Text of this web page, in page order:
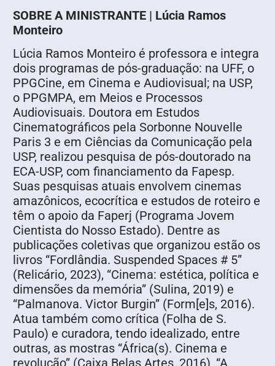
SOBRE A MINISTRANTE | Lúcia Ramos
Monteiro
Lúcia Ramos Monteiro é professora e integra
dois programas de pós-graduação: na UFF, o
PPGCine, em Cinema e Audiovisual; na USP,
o PPGMPA, em Meios e Processos
Audiovisuais. Doutora em Estudos
Cinematográficos pela Sorbonne Nouvelle
Paris 3 e em Ciências da Comunicação pela
USP, realizou pesquisa de pós-doutorado na
ECA-USP, com financiamento da Fapesp.
Suas pesquisas atuais envolvem cinemas
amazônicos, ecocrítica e estudos de roteiro e
têm o apoio da Faperj (Programa Jovem
Cientista do Nosso Estado). Dentre as
publicações coletivas que organizou estão os
livros “Fordlândia. Suspended Spaces # 5”
(Relicário, 2023), “Cinema: estética, política e
dimensões da memória” (Sulina, 2019) e
“Palmanova. Victor Burgin” (Form[e]s, 2016).
Atua também como crítica (Folha de S.
Paulo) e curadora, tendo idealizado, entre
outras, as mostras “África(s). Cinema e